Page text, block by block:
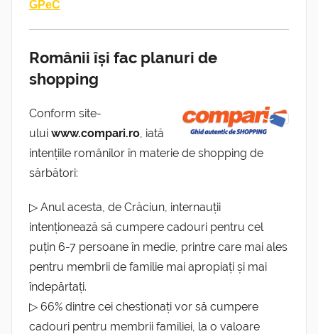
GPeC
Românii își fac planuri de
shopping
Conform site-
ului www.compari.ro, iată
intențiile românilor în materie de shopping de
sărbători:
▷ Anul acesta, de Crăciun, internauții
intenționează să cumpere cadouri pentru cel
puțin 6-7 persoane în medie, printre care mai ales
pentru membrii de familie mai apropiați și mai
îndepărtați.
▷ 66% dintre cei chestionați vor să cumpere
cadouri pentru membrii familiei, la o valoare